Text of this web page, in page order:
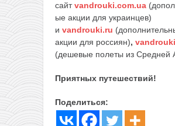
сайтvandrouki.com.ua
ые акции для украинцев)
и vandrouki.ru
акции для россиян),
(дешевые полеты из Средней
Приятных путешествий!
Поделиться: